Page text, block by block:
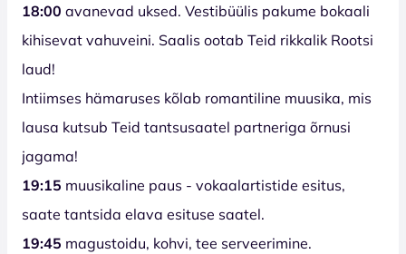
18:00 avanevad uksed. Vestibüülis pakume bokaali
kihisevat vahuveini. Saalis ootab Teid rikkalik Rootsi
laud!
Intiimses hämaruses kõlab romantiline muusika, mis
lausa kutsub Teid tantsusaatel partneriga õrnusi
jagama!
19:15 muusikaline paus - vokaalartistide esitus,
saate tantsida elava esituse saatel.
19:45 magustoidu, kohvi, tee serveerimine.